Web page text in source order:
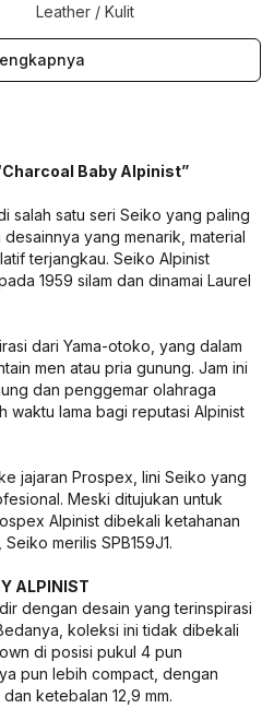
Leather / Kulit
Baby Alpinist”
salah satu seri Seiko yang paling
yang menarik, material
terjangkau. Seiko Alpinist
1959 silam dan dinamai Laurel
dari Yama-otoko, yang dalam
men atau pria gunung. Jam ini
dan penggemar olahraga
waktu lama bagi reputasi Alpinist
jajaran Prospex, lini Seiko yang
Meski ditujukan untuk
Alpinist dibekali ketahanan
merilis SPB159J1.
ALPINIST
dengan desain yang terinspirasi
koleksi ini tidak dibekali
di posisi pukul 4 pun
pun lebih compact, dengan
ketebalan 12,9 mm.